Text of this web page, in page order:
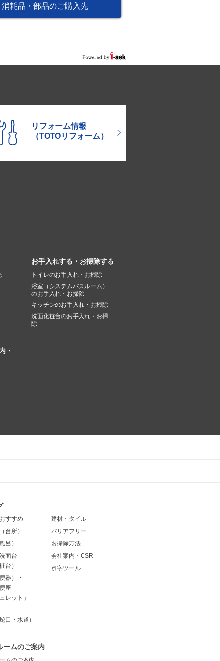
消耗品・部品のご購入先
リフォーム情報
（TOTOリフォーム）
お手入れする・お掃除する
トイレのお手入れ・お掃除
浴室（システムバスルーム）
のお手入れ・お掃除
キッチンのお手入れ・お掃除
洗面化粧台のお手入れ・お掃
除
・
すすめ
台所）
呂）
面台
台）
器）・
座
レット」
口・水道）
建材・タイル
バリアフリー
お掃除方法
会社案内・CSR
点字ツール
ームのご案内